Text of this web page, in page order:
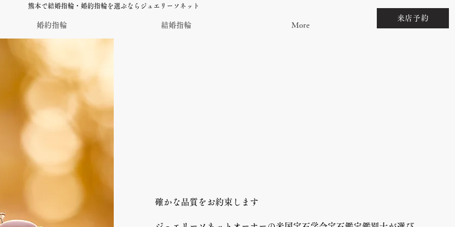
熊本で結婚指輪・婚約指輪を選ぶならジュエリーソネット
婚約指輪 結婚指輪 More
来店予約
確かな品質をお約束します